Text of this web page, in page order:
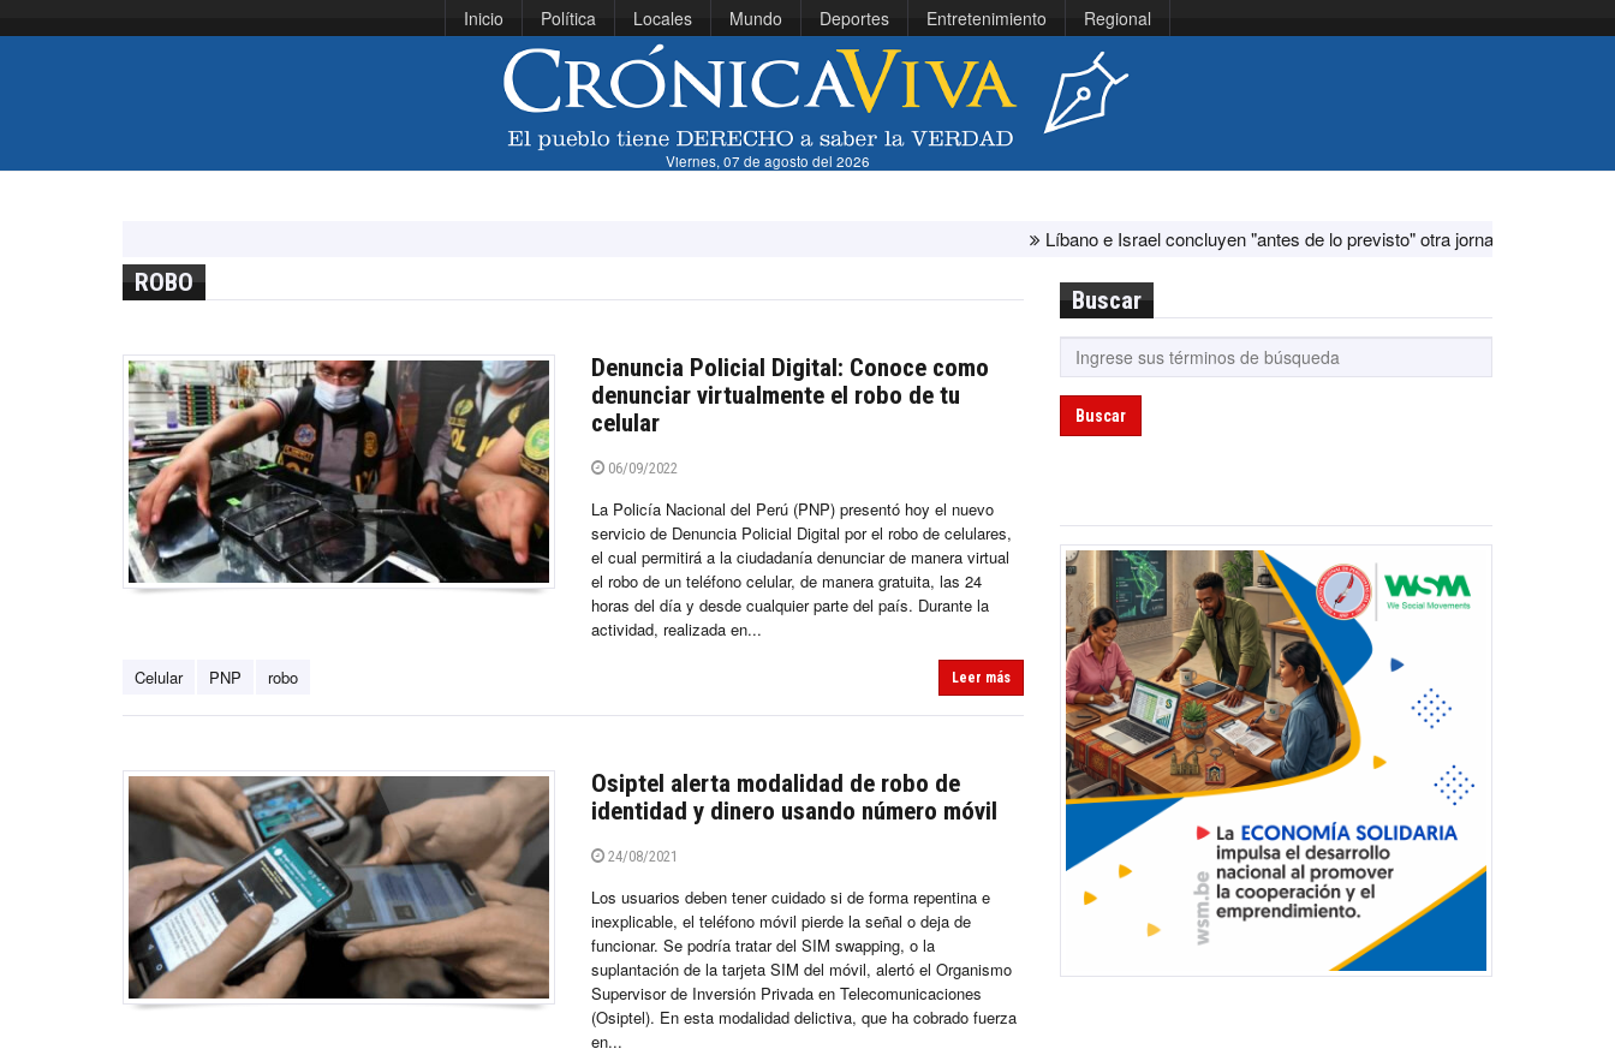
Inicio Política Locales Mundo Deportes Entretenimiento Regional
Viernes, 07 de agosto del 2026
Líbano e Israel concluyen "antes de lo previsto" otra jornada de diálogo por
ROBO
Denuncia Policial Digital: Conoce como
denunciar virtualmente el robo de tu
celular
06/09/2022
La Policía Nacional del Perú (PNP) presentó hoy el nuevo
servicio de Denuncia Policial Digital por el robo de celulares,
el cual permitirá a la ciudadanía denunciar de manera virtual
el robo de un teléfono celular, de manera gratuita, las 24
horas del día y desde cualquier parte del país. Durante la
actividad, realizada en...
Celular PNP robo Leer más
Osiptel alerta modalidad de robo de
identidad y dinero usando número móvil
24/08/2021
Los usuarios deben tener cuidado si de forma repentina e
inexplicable, el teléfono móvil pierde la señal o deja de
funcionar. Se podría tratar del SIM swapping, o la
suplantación de la tarjeta SIM del móvil, alertó el Organismo
Supervisor de Inversión Privada en Telecomunicaciones
(Osiptel). En esta modalidad delictiva, que ha cobrado fuerza
en...
Buscar
Buscar